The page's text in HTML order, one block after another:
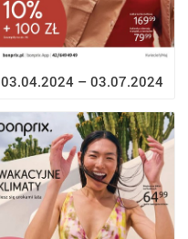
03.04.2024 – 03.07.2024